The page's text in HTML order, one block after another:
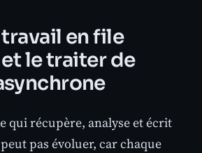
en file
le traiter de
qui récupère, analyse et écrit
pas évoluer, car chaque